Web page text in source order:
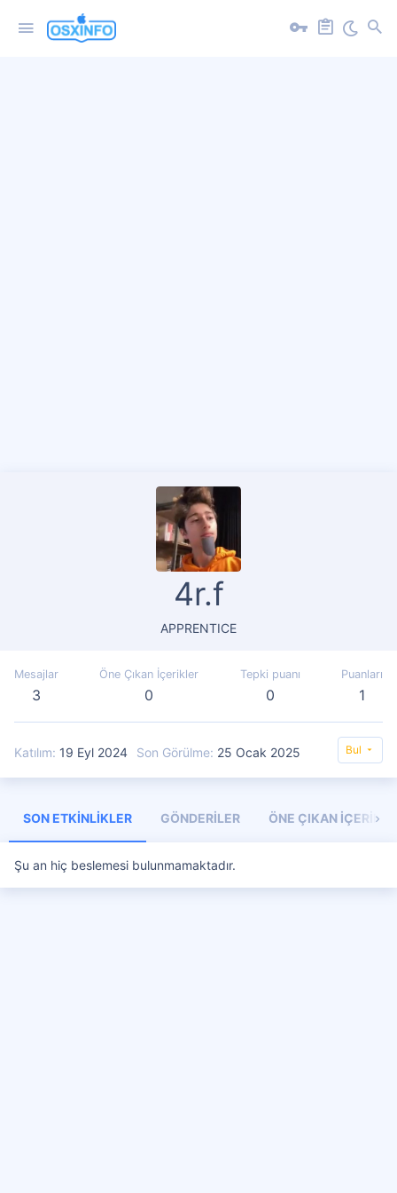
4r.f
APPRENTICE
Mesajlar
3
Öne Çıkan İçerikler
0
Tepki puanı
0
Puanları
1
Katılım 19 Eyl 2024 Son Görülme 25 Ocak 2025 Bul
SON ETKINLIKLER GÖNDERILER ÖNE ÇIKAN
Şu an hiç beslemesi bulunmamaktadır.